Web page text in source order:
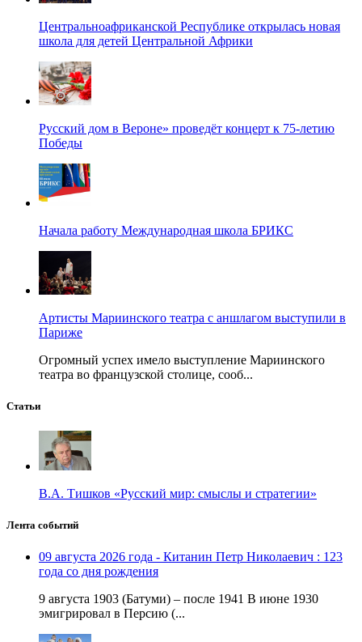
Центральноафриканской Республике открылась новая
школа для детей Центральной Африки
Русский дом в Вероне» проведёт концерт к 75-летию
Победы
Начала работу Международная школа БРИКС
Артисты Мариинского театра с аншлагом выступили в
Париже
Огромный успех имело выступление Мариинского
театра во французской столице, сооб...
Статьи
В.А. Тишков «Русский мир: смыслы и стратегии»
Лента событий
09 августа 2026 года - Китанин Петр Николаевич : 123
года со дня рождения
9 августа 1903 (Батуми) – после 1941 В июне 1930
эмигрировал в Персию (...